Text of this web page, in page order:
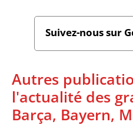
Suivez-nous sur
Autres
l'actualité des
Barça, Bayern,